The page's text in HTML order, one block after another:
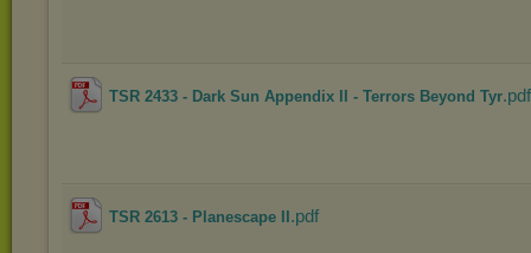
TSR 2433 - Dark Sun Appendix II - Terrors Beyond Tyr.pdf
TSR 2613 - Planescape II .pdf